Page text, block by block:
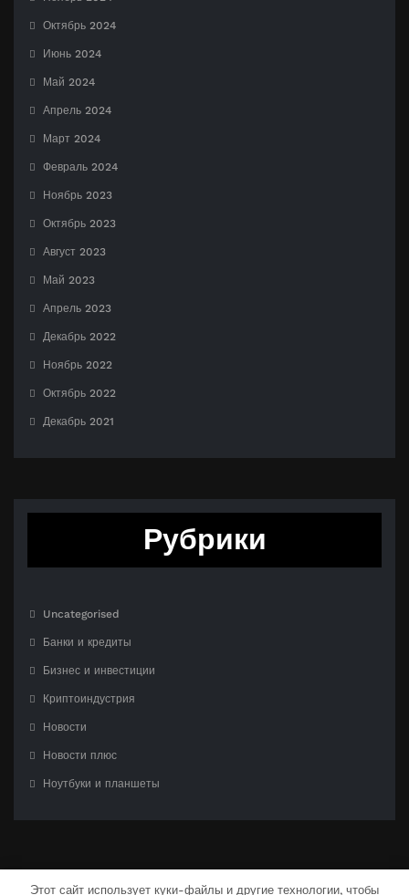
Октябрь 2024
Июнь 2024
Май 2024
Апрель 2024
Март 2024
Февраль 2024
Ноябрь 2023
Октябрь 2023
Август 2023
Май 2023
Апрель 2023
Декабрь 2022
Ноябрь 2022
Октябрь 2022
Декабрь 2021
Рубрики
Uncategorised
Банки и кредиты
Бизнес и инвестиции
Криптоиндустрия
Новости
Новости плюс
Ноутбуки и планшеты
Этот сайт использует куки-файлы и другие технологии, чтобы